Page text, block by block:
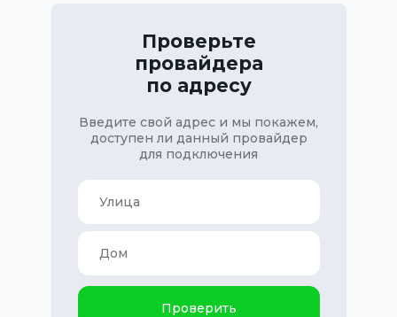
Проверьте
провайдера
по адресу
Введите свой адрес и мы покажем,
доступен ли данный провайдер
для подключения
Проверить